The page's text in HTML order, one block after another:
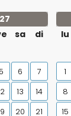
sa di
5 6
7
13
14
20 21
lu
1
8
15